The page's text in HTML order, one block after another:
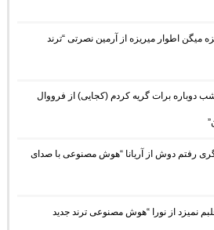
ﻣﻴﮕﻦ اﻃﻮار ﻣﻴﺮﻳﺰه از آرمین نصرتی “ترند
دوباره برات گریه کردم (کجایی) از فرووال
گری رفتم دوش از آریانا “هوش مصنوعی با صدای
نمیزد از نورا “هوش مصنوعی ترند جدید